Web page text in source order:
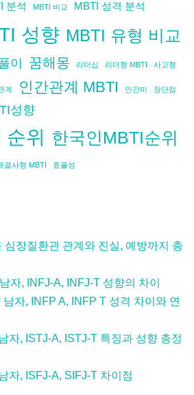
분석 MBTI 비교 MBTI 성격 분석
성향 MBTI 유형 비교
이 꿈해몽 리더십 리더형 MBTI 사고형
계 인간관계 MBTI 인간미 장단점
성향
순위 한국인MBTI순위
결사형 MBTI 효율성
심장질환관 관계와 진실, 예방까지 총
자, INFJ-A, INFJ-T 성향의 차이
남자, INFP A, INFP T 성격 차이와 연
자, ISTJ-A, ISTJ-T 특징과 성향 총정
자, ISFJ-A, SIFJ-T 차이점